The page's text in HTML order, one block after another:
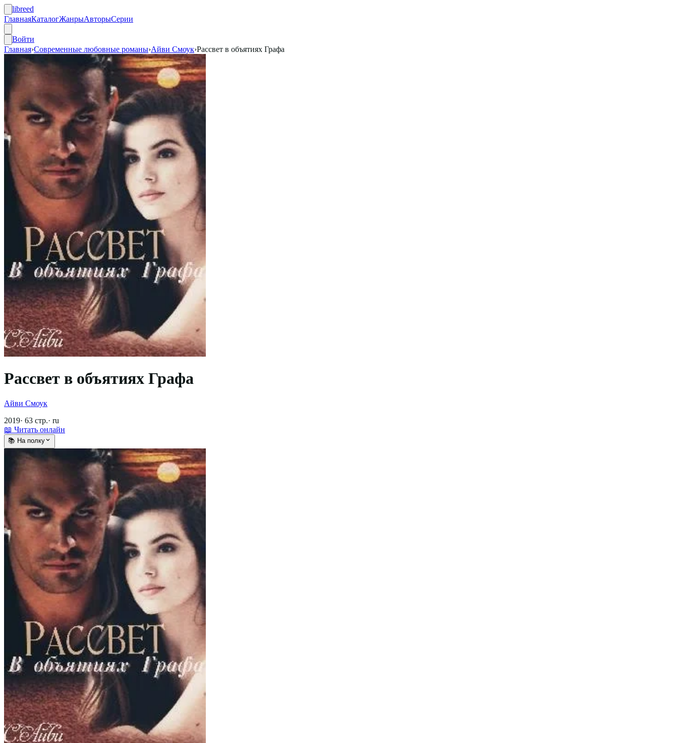
libreed
ГлавнаяКаталогЖанрыАвторыСерии
Войти
Главная›Современные любовные романы›Айви Смоук›Рассвет в объятиях Графа
Рассвет в объятиях Графа
Айви Смоук
2019· 63 стр.· ru
📖 Читать онлайн
📚 На полку